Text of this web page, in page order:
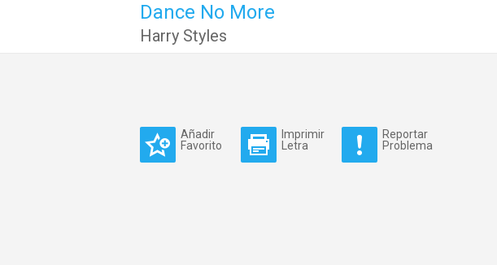
Dance No More
Harry Styles
Añadir
Favorito
Imprimir
Letra
Reportar
Problema